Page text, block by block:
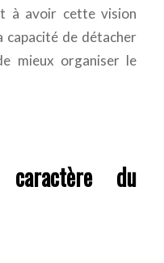
à avoir cette vision
capacité de détacher
mieux organiser le
caractère du